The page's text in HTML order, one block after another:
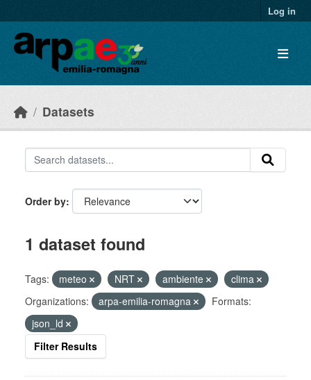
Log in
Datasets
Order by
1 dataset found
Tags: meteo NRT ambiente
clima
Organizations:
arpa-emilia-romagna
Formats:
json_ld
Filter Results